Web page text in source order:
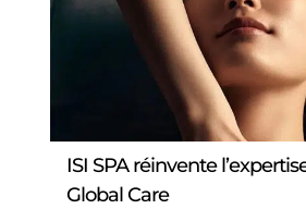
ISI SPA réinvente
Global Care